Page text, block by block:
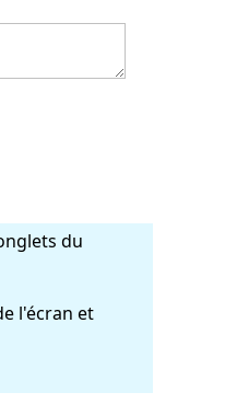
du
l'écran et